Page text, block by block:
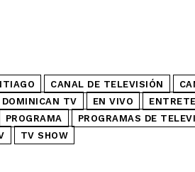
CANAL DE TELEVISIÓN
DOMINICAN TV EN VIVO
PROGRAMA PROGRAMAS DE
TV SHOW